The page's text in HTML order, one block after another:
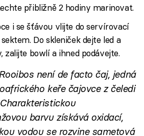
přibližně 2 hodiny marinovat.
i se šťávou vlijte do servírovací
Do skleniček dejte led a
zalijte bowlí a ihned podávejte.
není de facto čaj, jedná
keře čajovce z čeledi
barvu získává oxidací,
vodou se rozvine sametová